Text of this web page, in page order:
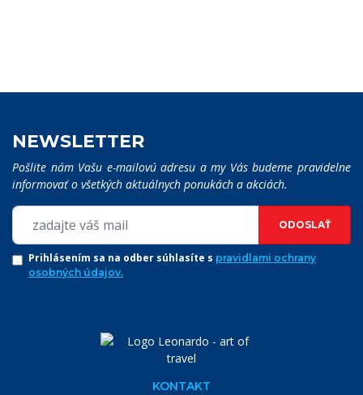
VYHĽADÁVANIE:
VYHĽADÁVAŤ
NEWSLETTER
Pošlite nám Vašu e-mailovú adresu a my Vás budeme pravidelne
informovať o všetkých aktuálnych ponukách a akciách.
ODOSLAŤ
Prihlásením sa na odber súhlasíte s pravidlami ochrany
osobných údajov.
KONTAKT